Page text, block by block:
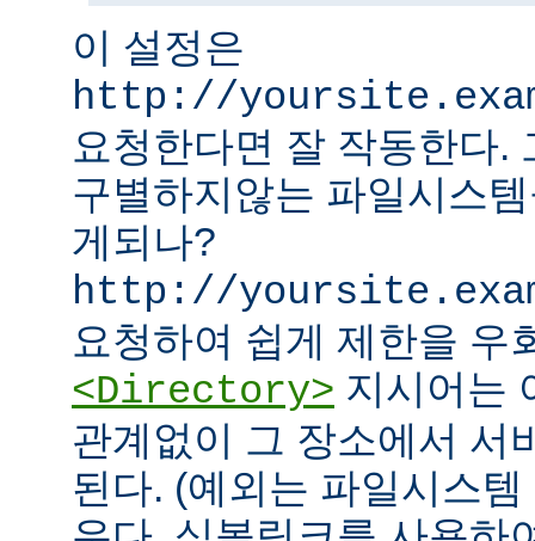
이 설정은
http://
요청한다면 잘 작동한다.
구별하지않는 파일시스
게되나?
http://
요청하여 쉽게 제한을 우
<Directory> 지시어는
관계없이 그 장소에서 서
된다. (예외는 파일시스